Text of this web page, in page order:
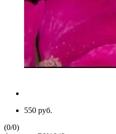
550 руб.
(0/0)